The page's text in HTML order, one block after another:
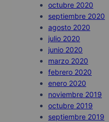
octubre 2020
septiembre 2020
agosto 2020
julio 2020
junio 2020
marzo 2020
febrero 2020
enero 2020
noviembre 2019
octubre 2019
septiembre 2019